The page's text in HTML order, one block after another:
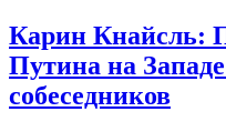
Карин Кнайсль:
Путина на
собеседников